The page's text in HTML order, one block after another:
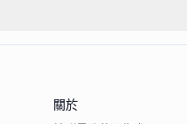
關於